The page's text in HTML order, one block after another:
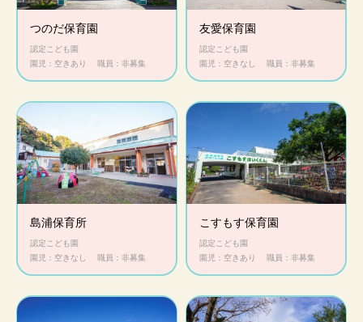
つのだ保育園
認定こども園
園児：空きあり
職員：非募集
友愛保育園
認定こども園
園児：空きなし
職員：非募集
島浦保育所
認定こども園
園児：空きなし
職員：非募集
こすもす保育園
認定こども園
園児：空きあり
職員：非募集